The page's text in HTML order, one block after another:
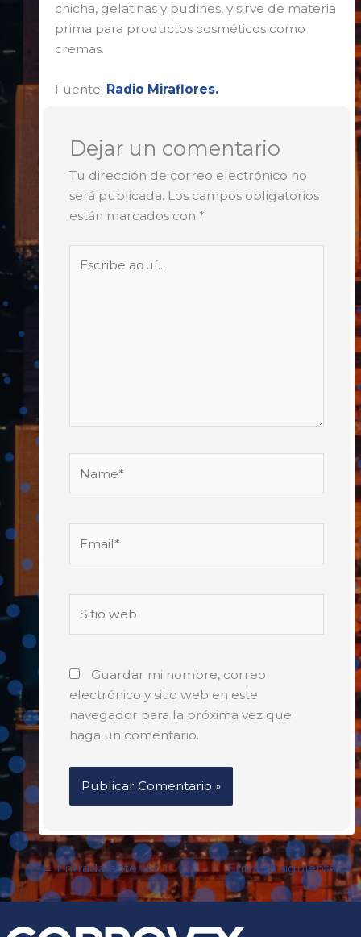
chicha, gelatinas y pudines, y sirve de materia
prima para productos cosméticos como
cremas.
Fuente: Radio Miraflores.
Dejar un comentario
Tu dirección de correo electrónico no
será publicada. Los campos obligatorios
están marcados con *
aquí...
web
Guardar mi nombre, correo
electrónico y sitio web en este
navegador para la próxima vez que
haga un comentario.
←Entrada anterior Entrada siguiente→